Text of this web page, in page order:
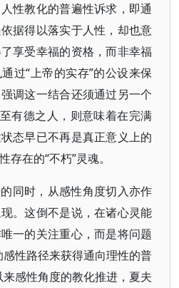
性教化的普遍性诉求，即通
据得以落实于人性，却也意
享受幸福的资格，而非幸福
过“上帝的实存”的公设来保
调这一结合还须通过另一个
有德之人，则意味着在完满
态早已不再是真正意义上的
在的“不朽”灵魂。
同时，从感性角度切入亦作
。这倒不是说，在诸心灵能
一的关注重心，而是将问题
性路径来获得通向理性的普
感性角度的教化推进，夏夫